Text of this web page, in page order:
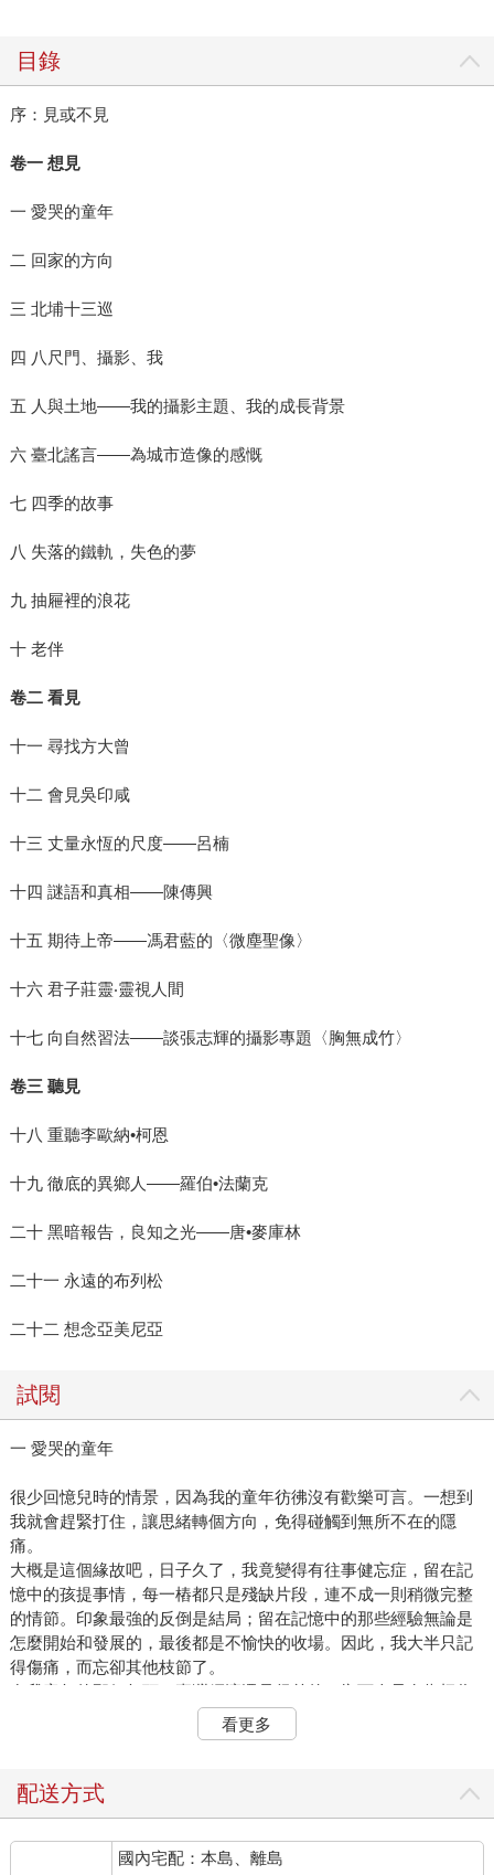
目錄
序：見或不見
卷一 想見
一 愛哭的童年
二 回家的方向
三 北埔十三巡
四 八尺門、攝影、我
五 人與土地——我的攝影主題、我的成長背景
六 臺北謠言——為城市造像的感慨
七 四季的故事
八 失落的鐵軌，失色的夢
九 抽屜裡的浪花
十 老伴
卷二 看見
十一 尋找方大曾
十二 會見吳印咸
十三 丈量永恆的尺度——呂楠
十四 謎語和真相——陳傳興
十五 期待上帝——馮君藍的〈微塵聖像〉
十六 君子莊靈‧靈視人間
十七 向自然習法——談張志輝的攝影專題〈胸無成竹〉
卷三 聽見
十八 重聽李歐納•柯恩
十九 徹底的異鄉人——羅伯•法蘭克
二十 黑暗報告，良知之光——唐•麥庫林
二十一 永遠的布列松
二十二 想念亞美尼亞
試閱
一 愛哭的童年
很少回憶兒時的情景，因為我的童年彷彿沒有歡樂可言。一想到
我就會趕緊打住，讓思緒轉個方向，免得碰觸到無所不在的隱
痛。
大概是這個緣故吧，日子久了，我竟變得有往事健忘症，留在記
憶中的孩提事情，每一樁都只是殘缺片段，連不成一則稍微完整
的情節。印象最強的反倒是結局；留在記憶中的那些經驗無論是
怎麼開始和發展的，最後都是不愉快的收場。因此，我大半只記
得傷痛，而忘卻其他枝節了。
在我童年的那個年頭，臺灣經濟還是很差的，鄉下人只有靠極為
認命的勤奮和節儉，才能勉強養家。繼承祖業木匠的父親有九個
小孩要養，把所有體力和精力都投在刨刀、鑿子、鐵鎚和一批批
他那一日日彎駝的背、一日日衰老的容顏、一日日稀少的頭髮，
對我們展開笑容。孩子和他的溝通都透過母親傳達，甚至連他在
生氣，也都是媽媽咬著我們的耳根：「你爸要處罰你了！」我們
看更多
配送方式
國內宅配：本島、離島